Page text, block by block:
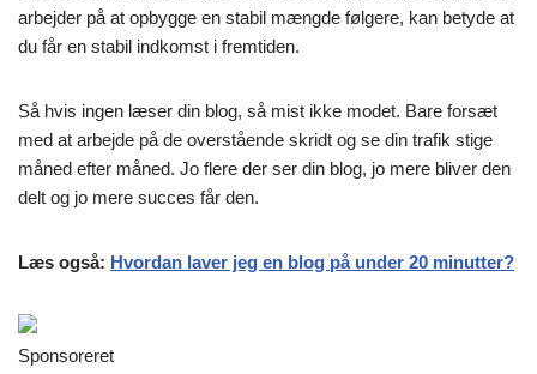
arbejder på at opbygge en stabil mængde følgere, kan betyde at
du får en stabil indkomst i fremtiden.
Så hvis ingen læser din blog, så mist ikke modet. Bare forsæt
med at arbejde på de overstående skridt og se din trafik stige
måned efter måned. Jo flere der ser din blog, jo mere bliver den
delt og jo mere succes får den.
Læs også: Hvordan laver jeg en blog på under 20 minutter?
Sponsoreret